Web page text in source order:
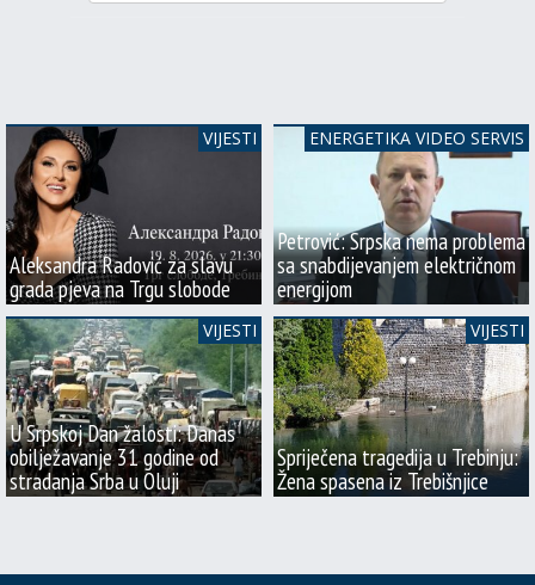
Aleksandra Radović za slavu
grada pjeva na Trgu slobode
VIJESTI
Petrović: Srpska nema problema
sa snabdijevanjem električnom
energijom
ENERGETIKA VIDEO SERVIS
U Srpskoj Dan žalosti: Danas
obilježavanje 31 godine od
stradanja Srba u Oluji
VIJESTI
Spriječena tragedija u Trebinju:
Žena spasena iz Trebišnjice
VIJESTI